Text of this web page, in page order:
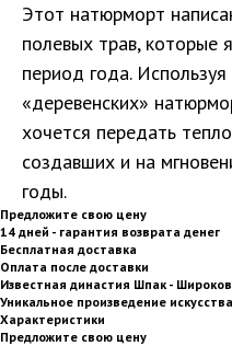
Этот натюрморт
полевых трав, которые
период года.
«‎деревенских»
хочется передать
создавших и на
годы.
Предложите свою цену
14 дней - гарантия возврата денег
Бесплатная доставка
Оплата после доставки
Известная династия Шпак -
Уникальное произведение искусства
Характеристики
Предложите свою цену